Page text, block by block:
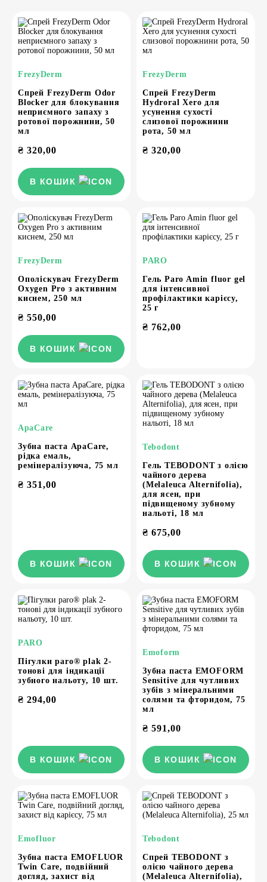
FrezyDerm
Спрей FrezyDerm Odor
Blocker для блокування
неприємного запаху з
ротової порожнини, 50
мл
₴ 320,00
В КОШИК
FrezyDerm
Спрей FrezyDerm
Hydroral Xero для
усунення сухості
слизової порожнини
рота, 50 мл
₴ 320,00
FrezyDerm
Ополіскувач FrezyDerm
Oxygen Pro з активним
киснем, 250 мл
₴ 550,00
В КОШИК
PARO
Гель Paro Amin fluor gel
для інтенсивної
профілактики карієсу,
25 г
₴ 762,00
ApaCare
Зубна паста ApaCare,
рідка емаль,
ремінералізуюча, 75 мл
₴ 351,00
В КОШИК
Tebodont
Гель TEBODONT з олією
чайного дерева
(Melaleuca Alternifolia),
для ясен, при
підвищеному зубному
нальоті, 18 мл
₴ 675,00
В КОШИК
PARO
Пігулки paro® plak 2-
тонові для індикації
зубного нальоту, 10 шт.
₴ 294,00
В КОШИК
Emoform
Зубна паста EMOFORM
Sensitive для чутливих
зубів з мінеральними
солями та фторидом, 75
мл
₴ 591,00
В КОШИК
Emofluor
Зубна паста EMOFLUOR
Twin Care, подвійний
догляд, захист від
Tebodont
Спрей TEBODONT з
олією чайного дерева
(Melaleuca Alternifolia),